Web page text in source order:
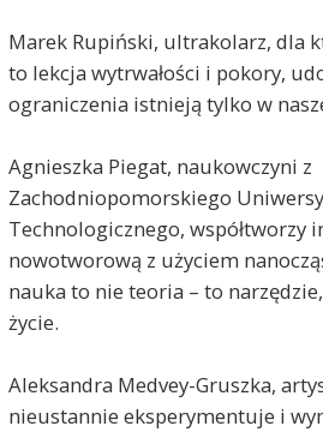
Marek Rupiński, ultrakolarz, dla
to lekcja wytrwałości i pokory,
ograniczenia istnieją tylko w
Agnieszka Piegat, naukowczyni z
Zachodniopomorskiego
Technologicznego, współtworzy
nowotworową z użyciem
nauka to nie teoria – to
życie.
Aleksandra Medvey-Gruszka,
nieustannie eksperymentuje i